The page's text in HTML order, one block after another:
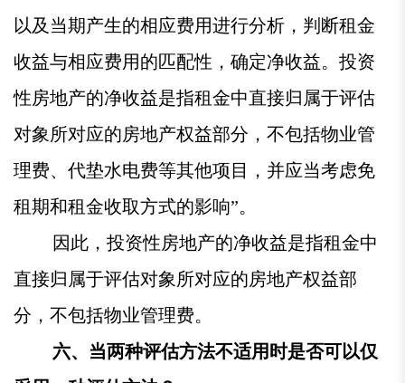
以及当期产生的相应费用进行分析，判断租金
收益与相应费用的匹配性，确定净收益。投资
性房地产的净收益是指租金中直接归属于评估
对象所对应的房地产权益部分，不包括物业管
理费、代垫水电费等其他项目，并应当考虑免
租期和租金收取方式的影响”。
因此，投资性房地产的净收益是指租金中
直接归属于评估对象所对应的房地产权益部
分，不包括物业管理费。
六、当两种评估方法不适用时是否可以仅